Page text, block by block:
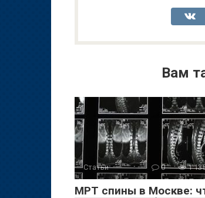
Вам
Статьи 0 1
МРТ спины в Москве: